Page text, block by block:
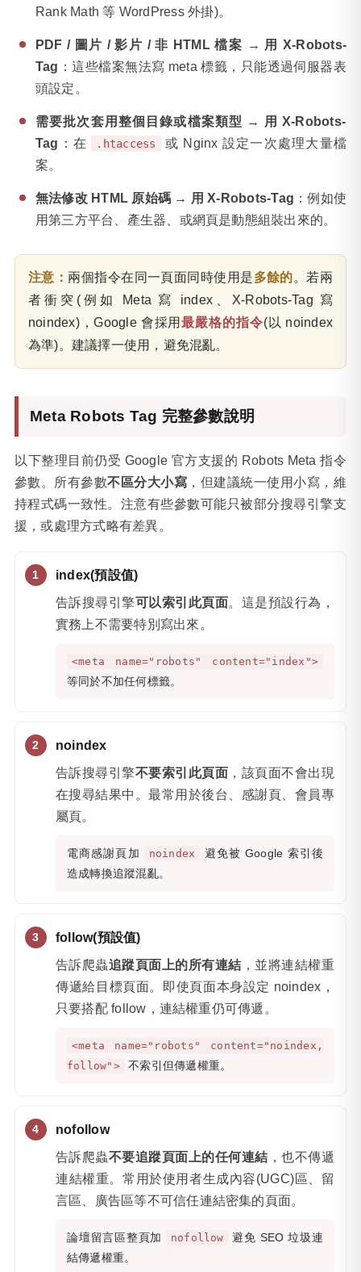
Rank Math 等 WordPress 外掛)。
PDF / 圖片 / 影片 / 非 HTML 檔案 → 用 X-Robots-
Tag ：這些檔案無法寫 meta 標籤，只能透過伺服器表
頭設定。
需要批次套用整個目錄或檔案類型 → 用 X-Robots-
Tag ：在 .htaccess
或 Nginx 設定一次處理大量檔
案。
無法修改 HTML 原始碼 → 用 X-Robots-Tag ：例如使
用第三方平台、產生器、或網頁是動態組裝出來的。
注意： 兩個指令在同一頁面同時使用是多餘的。若兩
者衝突(例如 Meta 寫 index、X-Robots-Tag 寫
noindex)，Google 會採用最嚴格的指令(以 noindex
為準)。建議擇一使用，避免混亂。
Meta Robots Tag 完整參數說明
以下整理目前仍受 Google 官方支援的 Robots Meta 指令
參數。所有參數不區分大小寫 ，但建議統一使用小寫，維
持程式碼一致性。注意有些參數可能只被部分搜尋引擎支
援，或處理方式略有差異。
index(預設值)
告訴搜尋引擎可以索引此頁面。這是預設行為，
實務上不需要特別寫出來。
<meta name="robots" content="index">
等同於不加任何標籤。
noindex
告訴搜尋引擎不要索引此頁面 ，該頁面不會出現
在搜尋結果中。最常用於後台、感謝頁、會員專
屬頁。
電商感謝頁加 noindex
避免被 Google 索引後
造成轉換追蹤混亂。
follow(預設值)
告訴爬蟲追蹤頁面上的所有連結 ，並將連結權重
傳遞給目標頁面。即使頁面本身設定 noindex，
只要搭配 follow，連結權重仍可傳遞。
<meta name="robots" content="noindex,
follow">
不索引但傳遞權重。
nofollow
告訴爬蟲不要追蹤頁面上的任何連結 ，也不傳遞
連結權重。常用於使用者生成內容(UGC)區、留
言區、廣告區等不可信任連結密集的頁面。
論壇留言區整頁加 nofollow
避免 SEO 垃圾連
結傳遞權重。